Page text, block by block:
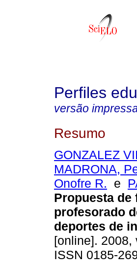
Perfiles
versão
Resumo
GONZALEZ
MADRONA,
Onofre R. e
Propuesta de
profesorado
deportes de
[online]. 2008,
ISSN 0185-